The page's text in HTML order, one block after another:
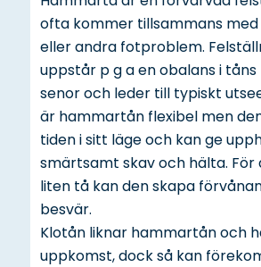
ofta kommer tillsammans med
eller andra fotproblem.
uppstår p g a en obalans i
senor och leder till typiskt
är hammartån flexibel men
tiden i sitt läge och kan ge
smärtsamt skav och hälta.
liten tå kan den skapa
besvär.
Klotån liknar hammartån och
uppkomst, dock så kan